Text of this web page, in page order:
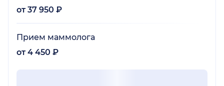
от 37 950 ₽
Прием маммолога
от 4 450 ₽